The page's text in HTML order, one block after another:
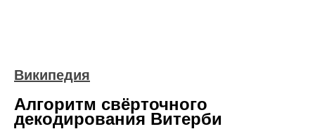
Википедия
Алгоритм свёрточного
декодирования Витерби